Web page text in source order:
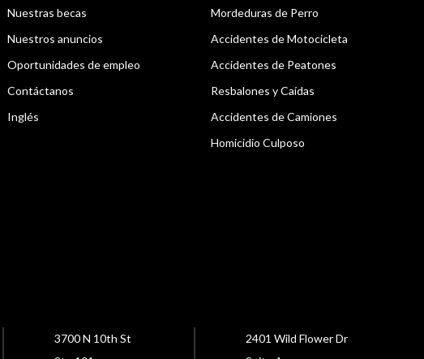
Nuestras becas
Nuestros anuncios
Oportunidades de empleo
Contáctanos
Inglés
Mordeduras de Perro
Accidentes de Motocicleta
Accidentes de Peatones
Resbalones y Caídas
Accidentes de Camiones
Homicidio Culposo
3700 N 10th St
2401 Wild Flower Dr